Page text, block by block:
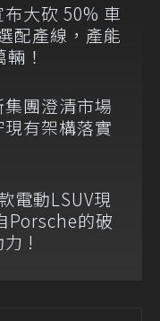
大砍 50% 車
配產線，產能
！
團澄清市場
有架構落實
電動LSUV現
Porsche的破
!